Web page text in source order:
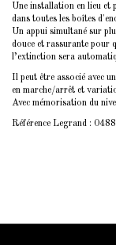
Une installation en lieu et
dans toutes les boîtes
Un appui simultané sur
douce et rassurante pour
l’extinction sera
Il peut être associé avec
en marche/arrêt et
Avec mémorisation du
Référence Legrand :